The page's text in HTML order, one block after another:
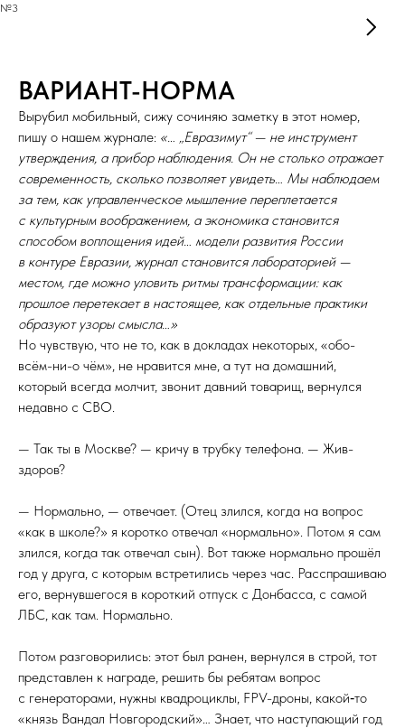
№3
ВАРИАНТ-НОРМА
Вырубил мобильный, сижу сочиняю заметку в этот номер,
пишу о нашем журнале: «… „Евразимут“ — не инструмент
утверждения, а прибор наблюдения. Он не столько отражает
современность, сколько позволяет увидеть… Мы наблюдаем
за тем, как управленческое мышление переплетается
с культурным воображением, а экономика становится
способом воплощения идей… модели развития России
в контуре Евразии, журнал становится лабораторией —
местом, где можно уловить ритмы трансформации: как
прошлое перетекает в настоящее, как отдельные практики
образуют узоры смысла…»
Но чувствую, что не то, как в докладах некоторых, «обо-
всём-ни-о чём», не нравится мне, а тут на домашний,
который всегда молчит, звонит давний товарищ, вернулся
недавно с СВО.
— Так ты в Москве? — кричу в трубку телефона. — Жив-
здоров?
— Нормально, — отвечает. (Отец злился, когда на вопрос
«как в школе?» я коротко отвечал «нормально». Потом я сам
злился, когда так отвечал сын). Вот также нормально прошёл
год у друга, с которым встретились через час. Расспрашиваю
его, вернувшегося в короткий отпуск с Донбасса, с самой
ЛБС, как там. Нормально.
Потом разговорились: этот был ранен, вернулся в строй, тот
представлен к награде, решить бы ребятам вопрос
с генераторами, нужны квадроциклы, FPV-дроны, какой‑то
«князь Вандал Новгородский»… Знает, что наступающий год